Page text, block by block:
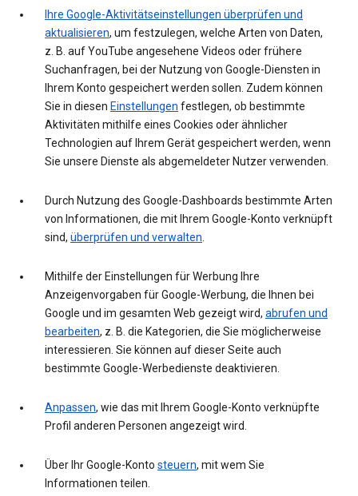
Ihre Google-Aktivitätseinstellungen überprüfen und
aktualisieren, um festzulegen, welche Arten von Daten,
z. B. auf YouTube angesehene Videos oder frühere
Suchanfragen, bei der Nutzung von Google-Diensten in
Ihrem Konto gespeichert werden sollen. Zudem können
Sie in diesen Einstellungen festlegen, ob bestimmte
Aktivitäten mithilfe eines Cookies oder ähnlicher
Technologien auf Ihrem Gerät gespeichert werden, wenn
Sie unsere Dienste als abgemeldeter Nutzer verwenden.
Durch Nutzung des Google-Dashboards bestimmte Arten
von Informationen, die mit Ihrem Google-Konto verknüpft
sind, überprüfen und verwalten.
Mithilfe der Einstellungen für Werbung Ihre
Anzeigenvorgaben für Google-Werbung, die Ihnen bei
Google und im gesamten Web gezeigt wird, abrufen und
bearbeiten, z. B. die Kategorien, die Sie möglicherweise
interessieren. Sie können auf dieser Seite auch
bestimmte Google-Werbedienste deaktivieren.
Anpassen, wie das mit Ihrem Google-Konto verknüpfte
Profil anderen Personen angezeigt wird.
Über Ihr Google-Konto steuern, mit wem Sie
Informationen teilen.